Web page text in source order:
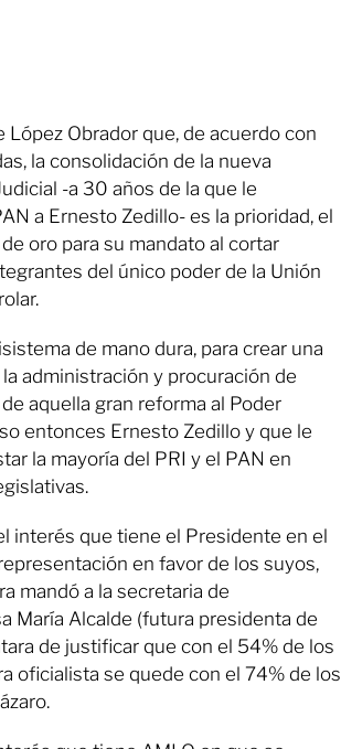
López Obrador que, de acuerdo con
la consolidación de la nueva
-a 30 años de la que le
a Ernesto Zedillo- es la prioridad, el
oro para su mandato al cortar
del único poder de la Unión
de mano dura, para crear una
administración y procuración de
aquella gran reforma al Poder
entonces Ernesto Zedillo y que le
la mayoría del PRI y el PAN en
interés que tiene el Presidente en el
en favor de los suyos,
mandó a la secretaria de
María Alcalde (futura presidenta de
de justificar que con el 54% de los
oficialista se quede con el 74% de los